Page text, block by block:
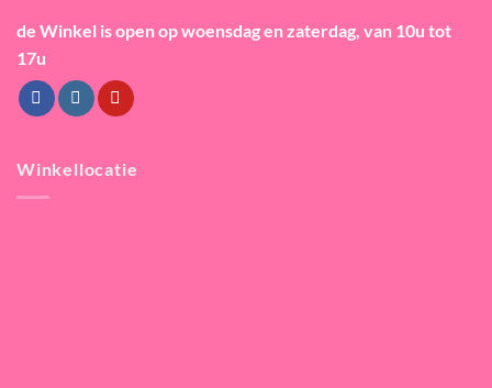
de Winkel is openop woensdag en zaterdag, van 10u tot
17u
Winkellocatie